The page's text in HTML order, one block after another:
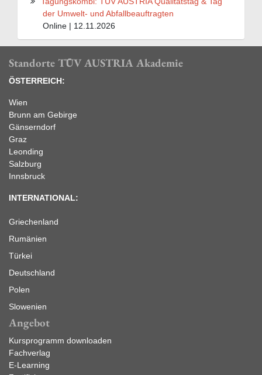
der Umwelt- und Abfallbeauftragten
Online | 12.11.2026
Standorte TÜV AUSTRIA Akademie
ÖSTERREICH:
Wien
Brunn am Gebirge
Gänserndorf
Graz
Leonding
Salzburg
Innsbruck
INTERNATIONAL:
Griechenland
Rumänien
Türkei
Deutschland
Polen
Slowenien
Angebot
Kursprogramm downloaden
Fachverlag
E-Learning